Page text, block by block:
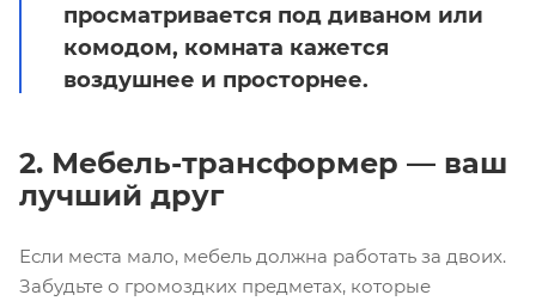
просматривается под диваном или
комодом, комната кажется
воздушнее и просторнее.
2. Мебель-трансформер — ваш
лучший друг
Если места мало, мебель должна работать за двоих.
Забудьте о громоздких предметах, которые